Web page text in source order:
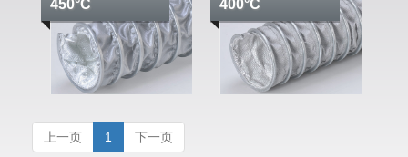
450°C
400°C
上一页 1 下一页